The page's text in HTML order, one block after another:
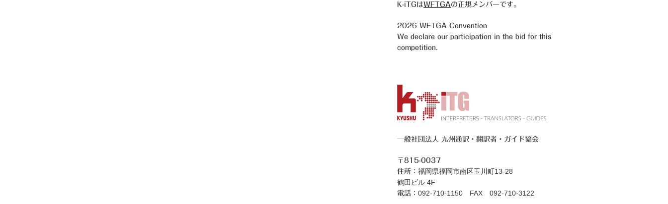
K-iTGはWFTGAの正規メンバーです。
2026 WFTGA Convention
We declare our participation in the bid for this
competition.
一般社団法人 九州通訳・翻訳者・ガイド協会
〒815-0037
住所： 福岡県福岡市南区玉川町13-28
鶴田ビル 4F
電話： 092-710-1150 FAX 092-710-3122